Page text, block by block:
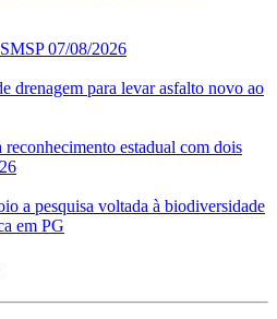
07/08/2026
drenagem para levar asfalto novo ao
reconhecimento estadual com dois
a pesquisa voltada à biodiversidade
em PG